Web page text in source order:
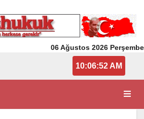
06 Ağustos 2026 Perşembe
10:06:52 AM